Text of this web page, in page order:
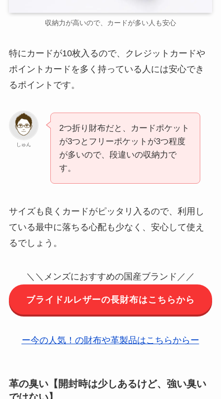
収納力が高いので、カードが多い人も安心
特にカードが10枚入るので、クレジットカードや
ポイントカードを多く持っている人には安心でき
るポイントです。
しゅん
2つ折り財布だと、カードポケット
が3つとフリーポケットが3つ程度
が多いので、段違いの収納力で
す。
サイズも良くカードがピッタリ入るので、利用し
ている最中に落ちる心配も少なく、安心して使え
るでしょう。
＼＼メンズにおすすめの国産ブランド／／
ブライドルレザーの長財布はこちらから
ー今の人気！の財布や革製品はこちらからー
革の臭い【開封時は少しあるけど、強い臭い